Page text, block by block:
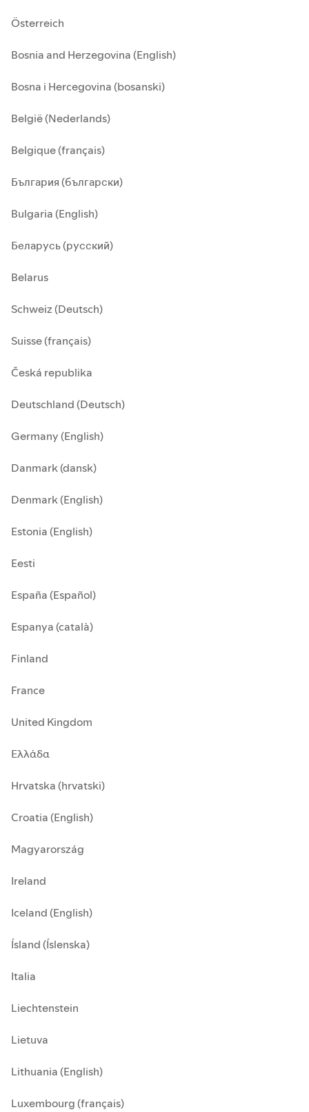
Österreich
Bosnia and Herzegovina (English)
Bosna i Hercegovina (bosanski)
België (Nederlands)
Belgique (français)
България (български)
Bulgaria (English)
Беларусь (русский)
Belarus
Schweiz (Deutsch)
Suisse (français)
Česká republika
Deutschland (Deutsch)
Germany (English)
Danmark (dansk)
Denmark (English)
Estonia (English)
Eesti
España (Español)
Espanya (català)
Finland
France
United Kingdom
Ελλάδα
Hrvatska (hrvatski)
Croatia (English)
Magyarország
Ireland
Iceland (English)
Ísland (Íslenska)
Italia
Liechtenstein
Lietuva
Lithuania (English)
Luxembourg (français)